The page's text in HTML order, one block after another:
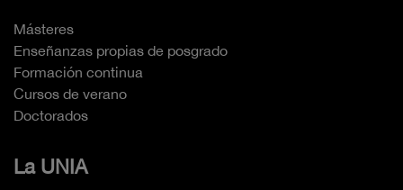
Másteres
Enseñanzas propias de posgrado
Formación continua
Cursos de verano
Doctorados
La UNIA